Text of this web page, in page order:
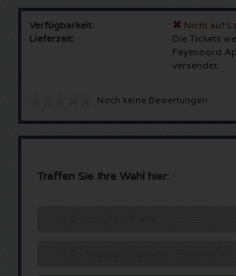
Verfügbarkeit:
Nicht auf
Lieferzeit:
Die Tickets
Feyenoord
versendet.
Noch keine Bewertungen
Treffen Sie Ihre Wahl hier: